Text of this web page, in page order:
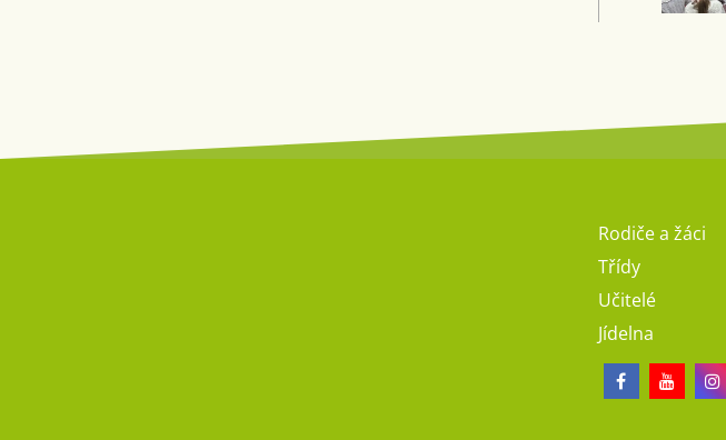
Rodiče a žáci
Třídy
Učitelé
Jídelna